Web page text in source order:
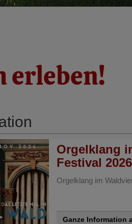
erleben!
Orgelklang
Festival 2026
Orgelklang im
Ganze Information